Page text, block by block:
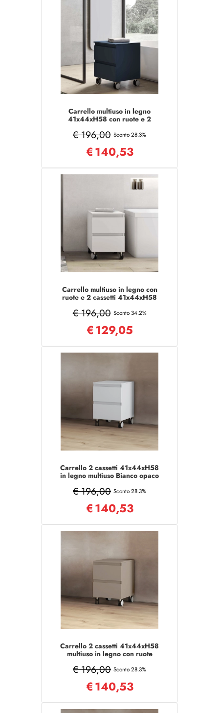
Carrello multiuso in legno
41x44xH58 con ruote e 2
€ 196,00 Sconto 28.3%
€140,53
Carrello multiuso in legno con
ruote e 2 cassetti 41x44xH58
€ 196,00 Sconto 34.2%
€129,05
Carrello 2 cassetti 41x44xH58
in legno multiuso Bianco opaco
€ 196,00 Sconto 28.3%
€140,53
Carrello 2 cassetti 41x44xH58
multiuso in legno con ruote
€ 196,00 Sconto 28.3%
€140,53